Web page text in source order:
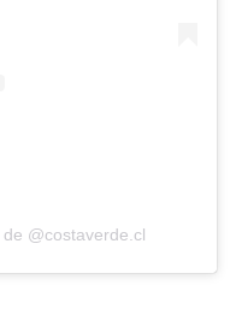
@costaverde.cl